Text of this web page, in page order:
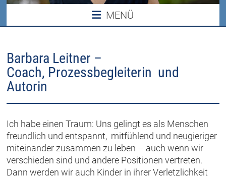
MENÜ
Barbara Leitner –
Coach, Prozessbegleiterin und
Autorin
Ich habe einen Traum: Uns gelingt es als Menschen
freundlich und entspannt, mitfühlend und neugieriger
miteinander zusammen zu leben – auch wenn wir
verschieden sind und andere Positionen vertreten.
Dann werden wir auch Kinder in ihrer Verletzlichkeit